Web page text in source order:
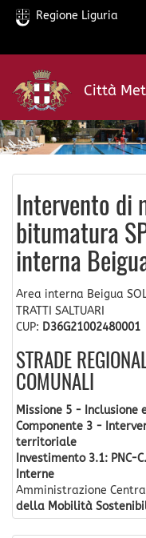
Salta
contenuto
principale
Regione Liguria
Città
Intervento di
bitumatura
interna
Area interna Beigua SOL
TRATTI SALTUARI
CUP: D36G21002480001
STRADE
COMUNALI
Missione 5 - Inclusione
Componente 3 -
territoriale
Investimento 3.1:
Interne
Amministrazione
della Mobilità